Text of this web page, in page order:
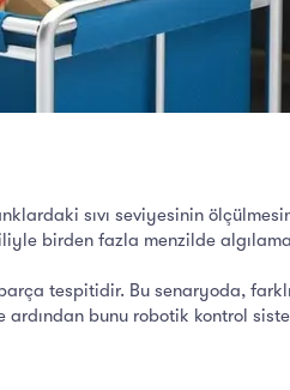
sıvı seviyesinin
birden fazla menzilde
tespitidir. Bu senaryoda,
bunu robotik kontrol